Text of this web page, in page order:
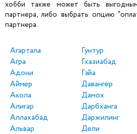
хобби также может быть
партнера, либо выбрать опцию
партнера.
Агартала
Агра
Адони
Аймер
Акола
Алигар
Аллахабад
Альвар
Гунтур
Гхазиабад
Гэйа
Давангер
Дамох
Дарбханга
Даржилинг
Дели